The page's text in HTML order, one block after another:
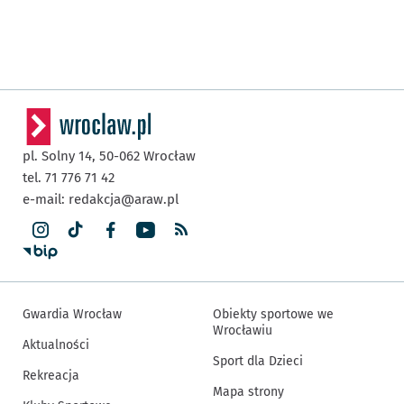
pl. Solny 14, 50-062 Wrocław
tel. 71 776 71 42
e-mail: redakcja@araw.pl
Gwardia Wrocław
Aktualności
Rekreacja
Obiekty sportowe we
Wrocławiu
Sport dla Dzieci
Mapa strony